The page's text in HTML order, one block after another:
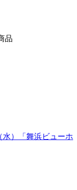
品
）「舞浜ビューホ